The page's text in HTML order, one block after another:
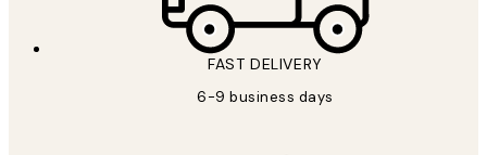
FAST DELIVERY
6-9 business days